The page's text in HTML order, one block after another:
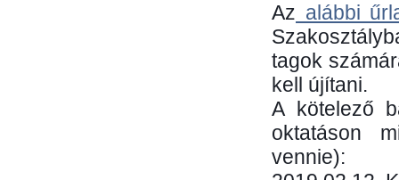
Az alábbi
tagok
kell újítani.
​A kötelező
oktatáson
vennie):